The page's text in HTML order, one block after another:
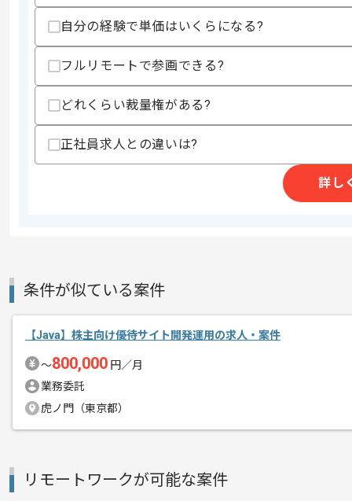
・SpringBootを用いたWebアプリケー
・MySQLを用いた開発経験
スキルに不安がある方へ
上記に似た経験やスキルをお持ちであれば申
メント
新しいアイディアや技術を積極的に導入
自分の経験で単価はいくらになる?
フルリモートで参画できる?
どれくらい裁量権がある?
正社員求人との違いは?
詳し
条件が似ている案件
【Java】株主向け優待サイト開発運用の求人・案件
〜800,000 円／月
業務委託
虎ノ門（東京都）
リモートワークが可能な案件